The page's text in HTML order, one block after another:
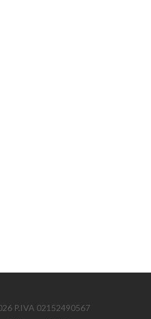
P.IVA 02152490567